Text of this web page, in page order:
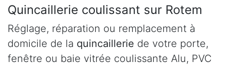
Quincaillerie coulissant sur Rotem
Réglage, réparation ou remplacement à
domicile de la quincaillerie de votre porte,
fenêtre ou baie vitrée coulissante Alu, PVC